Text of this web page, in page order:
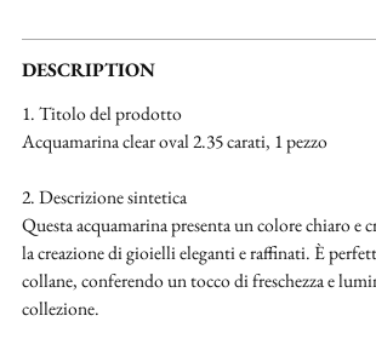
Aggiungere
un
al
carrello...
DESCRIPTION
1. Titolo del prodotto
Acquamarina clear oval 2.35 carati, 1 pezzo
2. Descrizione sintetica
Questa acquamarina presenta un colore chiaro e
la creazione di gioielli eleganti e raffinati. È
collane, conferendo un tocco di freschezza e
collezione.